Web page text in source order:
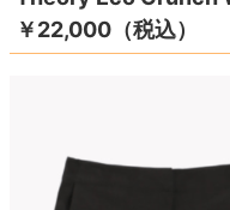
￥22,000（税込）